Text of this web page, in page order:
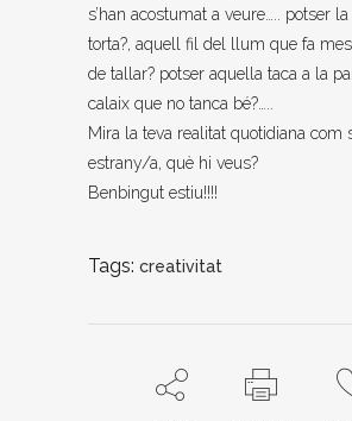
s’han acostumat a veure….. potser
torta?, aquell fil del llum que fa
de tallar? potser aquella taca a la
calaix que no tanca bé?…..
Mira la teva realitat quotidiana com
estrany/a, què hi veus?
Benbingut estiu!!!!
Tags: creativitat